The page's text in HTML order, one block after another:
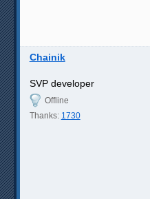
Chainik
SVP developer
Offline
Thanks: 1730